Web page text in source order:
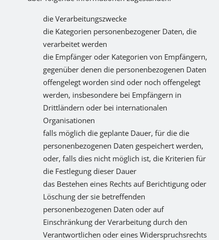
die Verarbeitungszwecke
die Kategorien personenbezogener Daten, die
verarbeitet werden
die Empfänger oder Kategorien von Empfängern,
gegenüber denen die personenbezogenen Daten
offengelegt worden sind oder noch offengelegt
werden, insbesondere bei Empfängern in
Drittländern oder bei internationalen
Organisationen
falls möglich die geplante Dauer, für die die
personenbezogenen Daten gespeichert werden,
oder, falls dies nicht möglich ist, die Kriterien für
die Festlegung dieser Dauer
das Bestehen eines Rechts auf Berichtigung oder
Löschung der sie betreffenden
personenbezogenen Daten oder auf
Einschränkung der Verarbeitung durch den
Verantwortlichen oder eines Widerspruchsrechts